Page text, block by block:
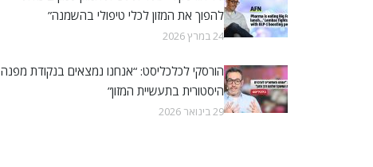
להפוך את המזון לכלי טיפולי בהשמנה”
24 במרץ 2026
הורסקי לכלכליסט: “אנחנו נמצאים בנקודת מפנה
היסטורית בתעשיית המזון”
29 בינואר 2026